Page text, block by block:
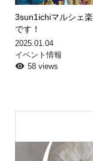
3sun1ichiマルシェ
です！
2025.01.04
イベント情報
58 views